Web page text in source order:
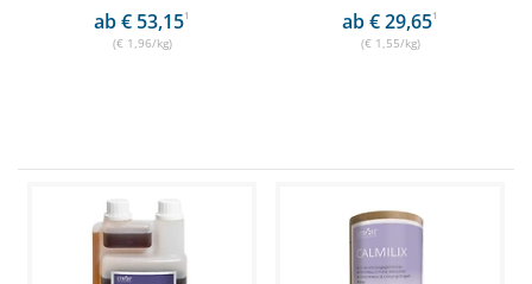
ab € 53,151
(€ 1,96/kg)
ab € 29,651
(€ 1,55/kg)